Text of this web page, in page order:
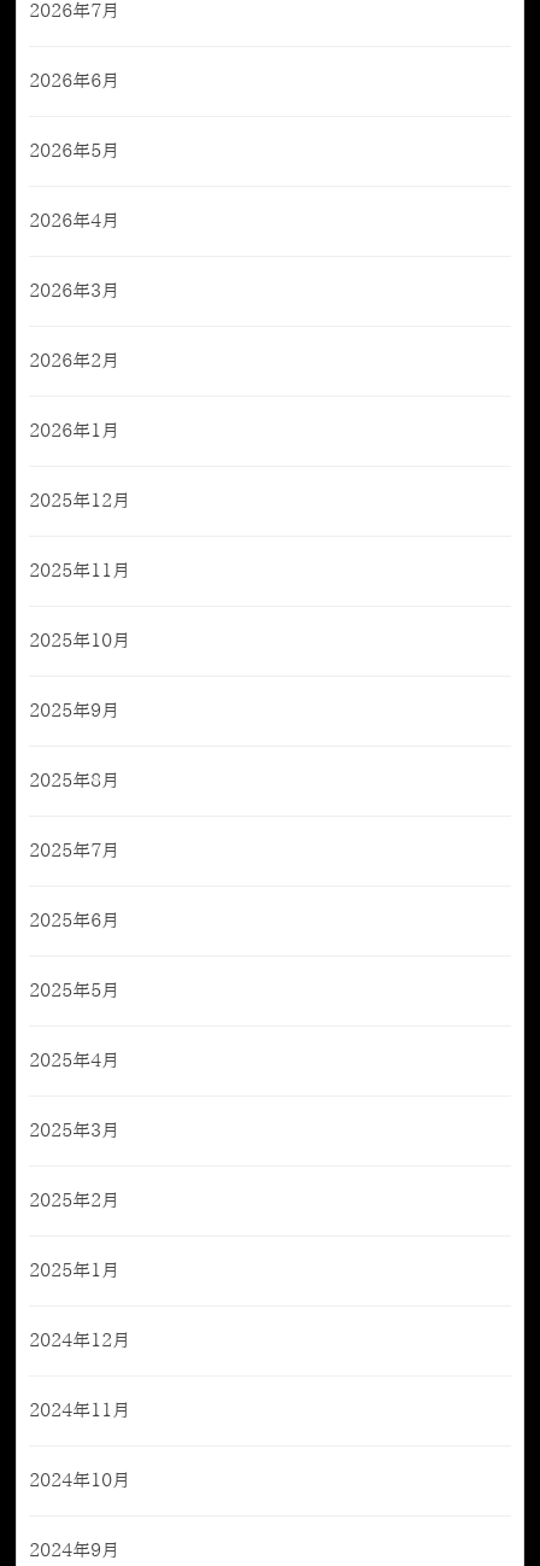
2026年7月
2026年6月
2026年5月
2026年4月
2026年3月
2026年2月
2026年1月
2025年12月
2025年11月
2025年10月
2025年9月
2025年8月
2025年7月
2025年6月
2025年5月
2025年4月
2025年3月
2025年2月
2025年1月
2024年12月
2024年11月
2024年10月
2024年9月